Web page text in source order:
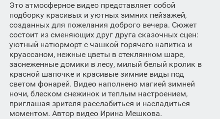
Это атмосферное видео представляет собой
подборку красивых и уютных зимних пейзажей,
созданных для пожелания доброго вечера. Сюжет
состоит из сменяющих друг друга сказочных сцен:
уютный натюрморт с чашкой горячего напитка и
круассаном, нежные цветы в стеклянном шаре,
заснеженные домики в лесу, милый белый кролик в
красной шапочке и красивые зимние виды под
светом фонарей. Видео наполнено магией зимней
ночи, блеском снежинок и теплым настроением,
приглашая зрителя расслабиться и насладиться
моментом. Автор видео Ирина Мешкова.